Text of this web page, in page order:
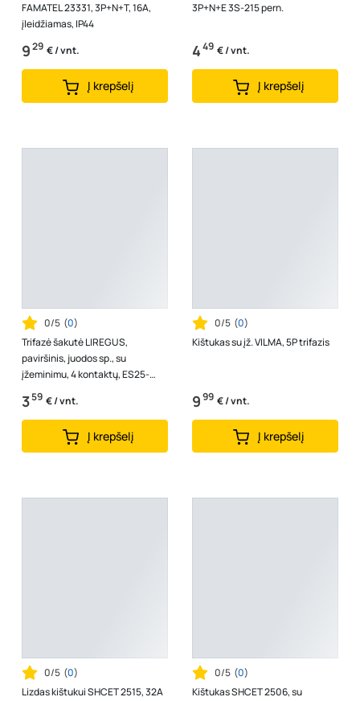
FAMATEL 23331, 3P+N+T, 16A,
įleidžiamas, IP44
929 € / vnt.
Į krepšelį
3P+N+E 3S-215 pern.
449 € / vnt.
Į krepšelį
0/5 (0)
Trifazė šakutė LIREGUS,
paviršinis, juodos sp., su
įžeminimu, 4 kontaktų, ES25-
001.J
359 € / vnt.
Į krepšelį
0/5 (0)
Kištukas su įž. VILMA, 5P trifazis
999 € / vnt.
Į krepšelį
0/5 (0)
Lizdas kištukui SHCET 2515, 32A
0/5 (0)
Kištukas SHCET 2506, su